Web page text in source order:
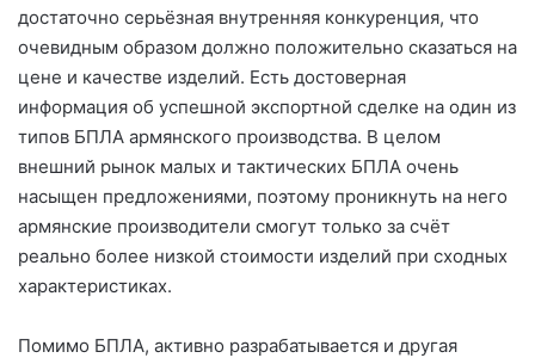
достаточно серьёзная внутренняя конкуренция, что
очевидным образом должно положительно сказаться на
цене и качестве изделий. Есть достоверная
информация об успешной экспортной сделке на один из
типов БПЛА армянского производства. В целом
внешний рынок малых и тактических БПЛА очень
насыщен предложениями, поэтому проникнуть на него
армянские производители смогут только за счёт
реально более низкой стоимости изделий при сходных
характеристиках.
Помимо БПЛА, активно разрабатывается и другая